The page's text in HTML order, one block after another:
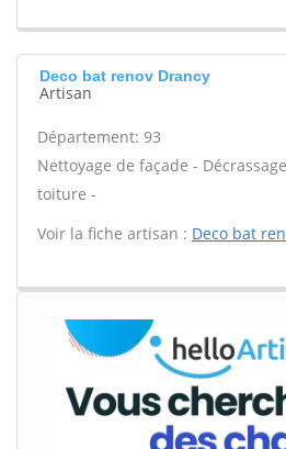
Deco bat renov Drancy
Artisan
Département: 93
Nettoyage de façade -
toiture -
Voir la fiche artisan : Deco bat